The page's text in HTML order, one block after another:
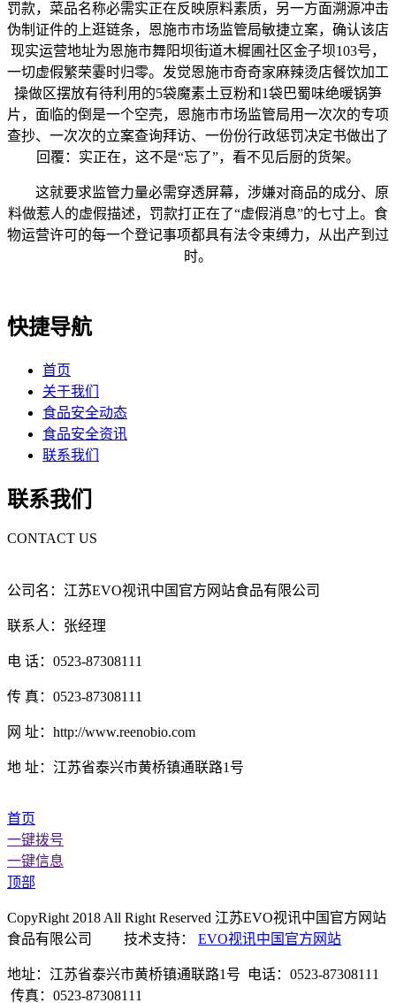
罚款，菜品名称必需实正在反映原料素质，另一方面溯源冲击
伪制证件的上逛链条，恩施市市场监管局敏捷立案，确认该店
现实运营地址为恩施市舞阳坝街道木樨圃社区金子坝103号，
一切虚假繁荣霎时归零。发觉恩施市奇奇家麻辣烫店餐饮加工
操做区摆放有待利用的5袋魔素土豆粉和1袋巴蜀味绝暖锅笋
片，面临的倒是一个空壳，恩施市市场监管局用一次次的专项
查抄、一次次的立案查询拜访、一份份行政惩罚决定书做出了
回覆：实正在，这不是“忘了”，看不见后厨的货架。
这就要求监管力量必需穿透屏幕，涉嫌对商品的成分、原
料做惹人的虚假描述，罚款打正在了“虚假消息”的七寸上。食
物运营许可的每一个登记事项都具有法令束缚力，从出产到过
时。
快捷导航
首页
关于我们
食品安全动态
食品安全资讯
联系我们
联系我们
CONTACT US
公司名：江苏EVO视讯中国官方网站食品有限公司
联系人：张经理
电 话：0523-87308111
传 真：0523-87308111
网 址：http://www.reenobio.com
地 址：江苏省泰兴市黄桥镇通联路1号
首页
一键拨号
一键信息
顶部
CopyRight 2018 All Right Reserved 江苏EVO视讯中国官方网站
食品有限公司 技术支持： EVO视讯中国官方网站
地址：江苏省泰兴市黄桥镇通联路1号 电话：0523-87308111
传真：0523-87308111